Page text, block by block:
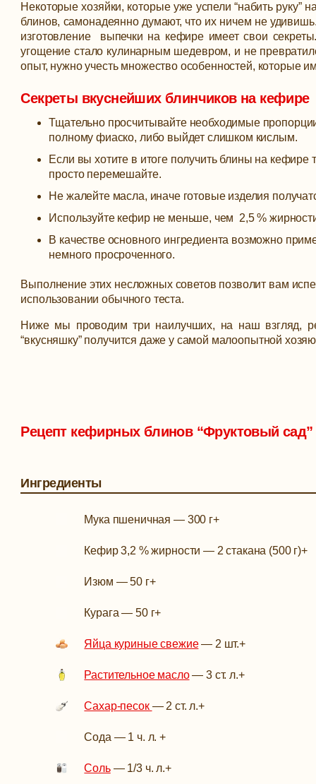
Некоторые хозяйки, которые уже успели “набить руку”
блинов, самонадеянно думают, что их ничем не
изготовление выпечки на кефире имеет свои
угощение стало кулинарным шедевром, и не
опыт, нужно учесть множество особенностей, которые
Секреты вкуснейших блинчиков на кефире
Тщательно просчитывайте необходимые
полному фиаско, либо выйдет слишком кислым.
Если вы хотите в итоге получить блины на
просто перемешайте.
Не жалейте масла, иначе готовые изделия
Используйте кефир не меньше, чем 2,5 %
В качестве основного ингредиента возможно
немного просроченного.
Выполнение этих несложных советов позволит вам
использовании обычного теста.
Ниже мы проводим три наилучших, на наш взгляд,
“вкусняшку” получится даже у самой малоопытной
Рецепт кефирных блинов “Фруктовый сад”
Ингредиенты
Мука пшеничная — 300 г+
Кефир 3,2 % жирности — 2 стакана (500 г)+
Изюм —50 г+
Курага — 50 г+
Яйца куриные свежие— 2 шт.+
Растительное масло—3 ст. л.+
Сахар-песок — 2 ст. л.+
Сода — 1 ч. л.+
Соль— 1/3 ч. л.+